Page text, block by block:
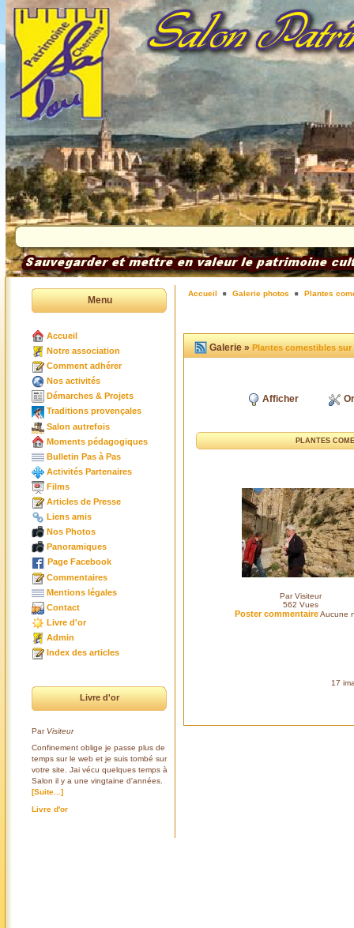
Menu
Accueil
Notre association
Comment adhérer
Nos activités
Démarches & Projets
Traditions provençales
Salon autrefois
Moments pédagogiques
Bulletin Pas à Pas
Activités Partenaires
Films
Articles de Presse
Liens amis
Nos Photos
Panoramiques
Page Facebook
Commentaires
Mentions légales
Contact
Livre d'or
Admin
Index des articles
Livre d'or
Par Visiteur
Confinement oblige je passe plus de
temps sur le web et je suis tombé sur
votre site. Jai vécu quelques temps à
Salon il y a une vingtaine d'années.
[Suite...]
Livre d'or
Accueil Galerie photos Plantes
Galerie »Plantes comestibles
Afficher
PLANTES
Par Visiteur
562 Vues
Poster commentaireAucune
17